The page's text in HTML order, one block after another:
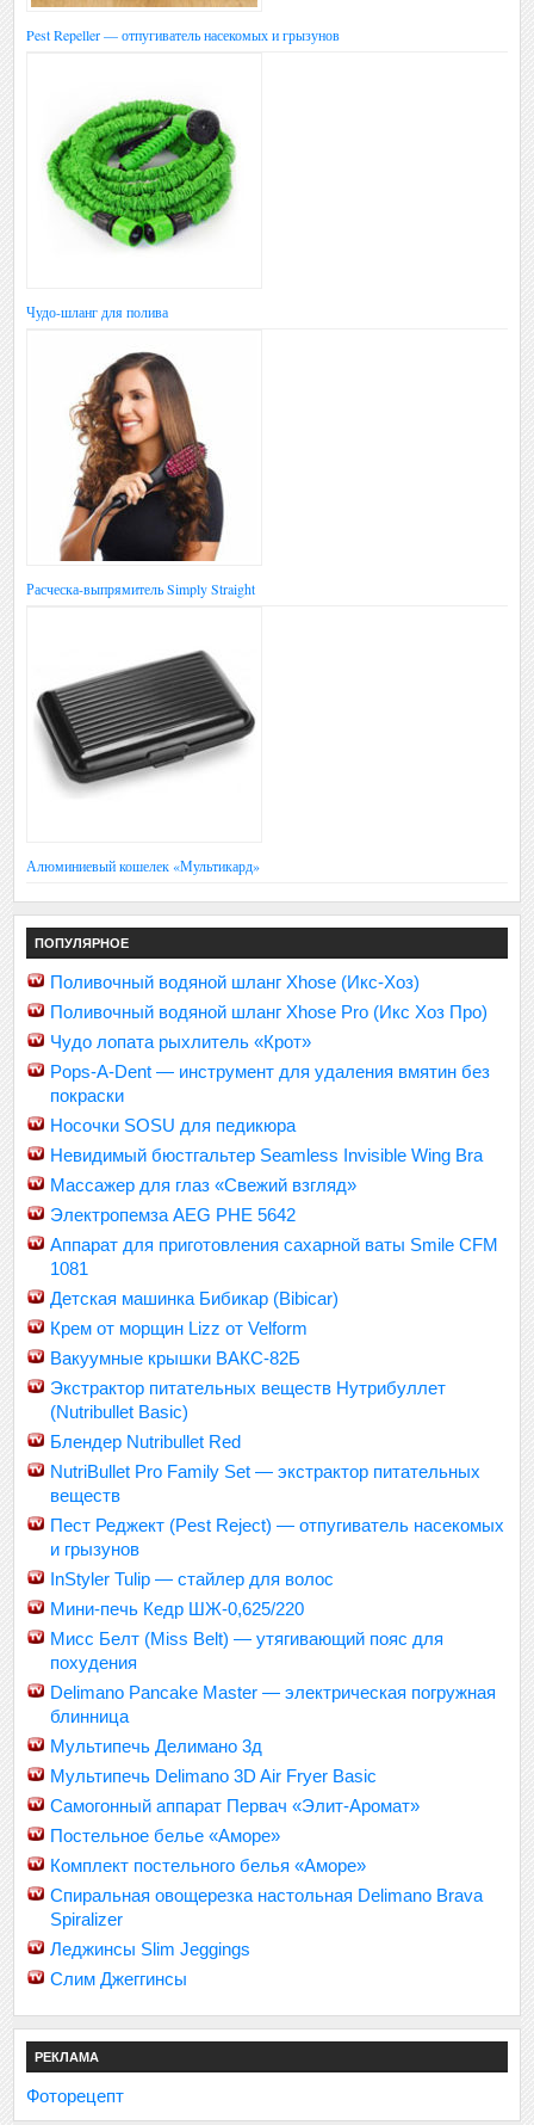
Pest Repeller — отпугиватель насекомых и грызунов
Чудо-шланг для полива
Расческа-выпрямитель Simply Straight
Алюминиевый кошелек «Мультикард»
ПОПУЛЯРНОЕ
Поливочный водяной шланг Xhose (Икс-Хоз)
Поливочный водяной шланг Xhose Pro (Икс Хоз Про)
Чудо лопата рыхлитель «Крот»
Pops-A-Dent — инструмент для удаления вмятин без
покраски
Носочки SOSU для педикюра
Невидимый бюстгальтер Seamless Invisible Wing Bra
Массажер для глаз «Свежий взгляд»
Электропемза AEG PHE 5642
Аппарат для приготовления сахарной ваты Smile CFM
1081
Детская машинка Бибикар (Bibicar)
Крем от морщин Lizz от Velform
Вакуумные крышки ВАКС-82Б
Экстрактор питательных веществ Нутрибуллет
(Nutribullet Basic)
Блендер Nutribullet Red
NutriBullet Pro Family Set — экстрактор питательных
веществ
Пест Реджект (Pest Reject) — отпугиватель насекомых
и грызунов
InStyler Tulip — стайлер для волос
Мини-печь Кедр ШЖ-0,625/220
Мисс Белт (Miss Belt) — утягивающий пояс для
похудения
Delimano Pancake Master — электрическая погружная
блинница
Мультипечь Делимано 3д
Мультипечь Delimano 3D Air Fryer Basic
Самогонный аппарат Первач «Элит-Аромат»
Постельное белье «Аморе»
Комплект постельного белья «Аморе»
Спиральная овощерезка настольная Delimano Brava
Spiralizer
Леджинсы Slim Jeggings
Слим Джеггинсы
РЕКЛАМА
Фоторецепт